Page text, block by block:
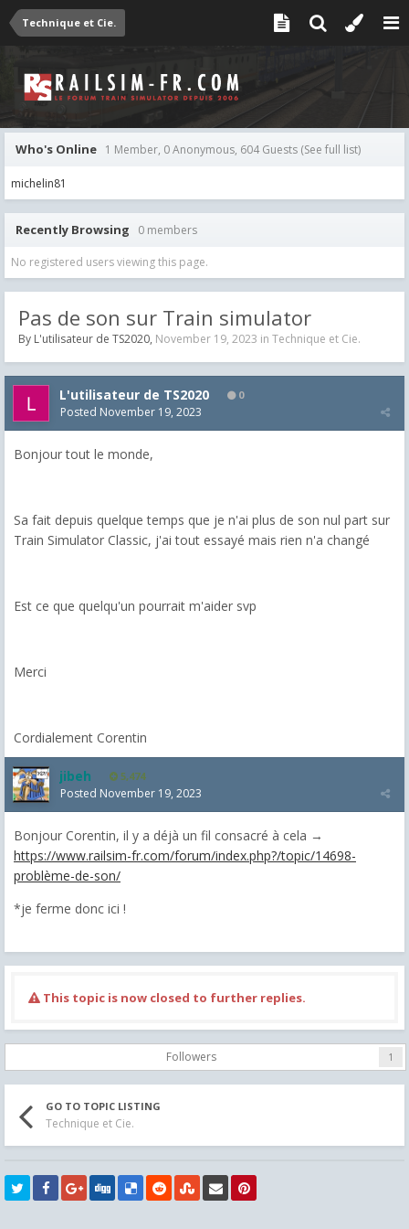
Technique et Cie.
Who's Online 1 Member, 0 Anonymous, 604 Guests (See full list)
michelin81
Recently Browsing 0 members
No registered users viewing this page.
Pas de son sur Train simulator
By L'utilisateur de TS2020, November 19, 2023 in Technique et Cie.
L'utilisateur de TS2020 0
Posted November 19, 2023
Bonjour tout le monde,
Sa fait depuis quelque temps que je n'ai plus de son nul part sur
Train Simulator Classic, j'ai tout essayé mais rien n'a changé
Est ce que quelqu'un pourrait m'aider svp
Merci
Cordialement Corentin
jibeh 5,474
Posted November 19, 2023
Bonjour Corentin, il y a déjà un fil consacré à cela →
https://www.railsim-fr.com/forum/index.php?/topic/14698-
problème-de-son/
*je ferme donc ici !
This topic is now closed to further replies.
Followers 1
GO TO TOPIC LISTING
Technique et Cie.